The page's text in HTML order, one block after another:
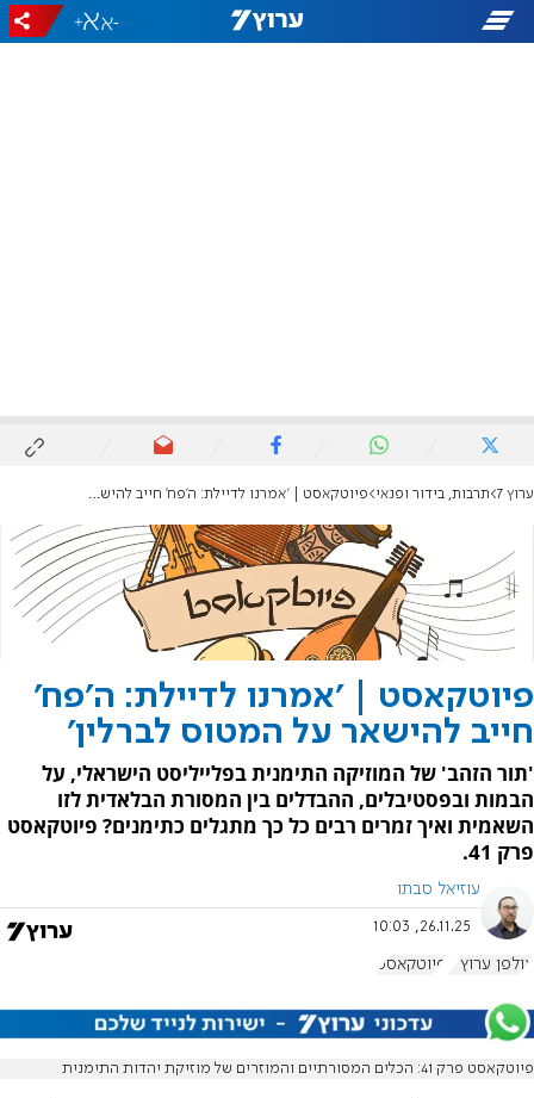
-
+
ערוץ 7 תרבות, בידור ופנאי פיוטקאסט | 'אמרנו לדיילת: ה'פח' חייב להישאר על המטוס לברלין'
פיוטקאסט | 'אמרנו לדיילת: ה'פח'
חייב להישאר על המטוס לברלין'
'תור הזהב' של המוזיקה התימנית בפלייליסט הישראלי, על
הבמות ובפסטיבלים, ההבדלים בין המסורת הבלאדית לזו
השאמית ואיך זמרים רבים כל כך מתגלים כתימנים? פיוטקאסט
פרק 41.
עוזיאל סבתו
26.11.25, 10:03
אולפן ערוץ 7 פיוטקאסט
פיוטקאסט פרק 41: הכלים המסורתיים והמוזרים של מוזיקת יהדות התימנית